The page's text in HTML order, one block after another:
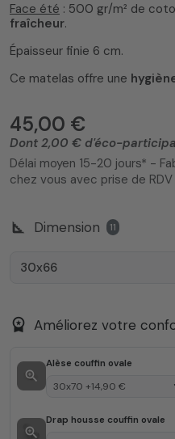
Face été : 500 gr/m² de
fraîcheur.
Épaisseur finie 6 cm.
Ce matelas offre une
45,00 €
Dont 2,00 € d'éco-
Délai moyen 15-20 jours* -
chez vous avec prise de RDV
square_foot Dimension 11
30x66
workspace_premium Améliorez votre
zoom_in
Alèse couffin ovale
zoom_in
Drap housse couffin ovale